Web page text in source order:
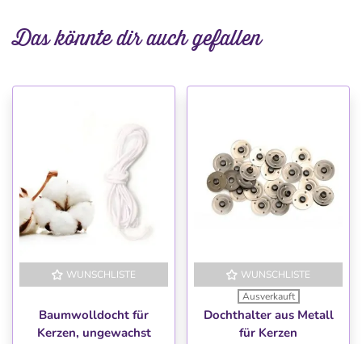
Das könnte dir auch gefallen
WUNSCHLISTE
Baumwolldocht für
Kerzen, ungewachst
WUNSCHLISTE
Ausverkauft
Dochthalter aus Metall
für Kerzen